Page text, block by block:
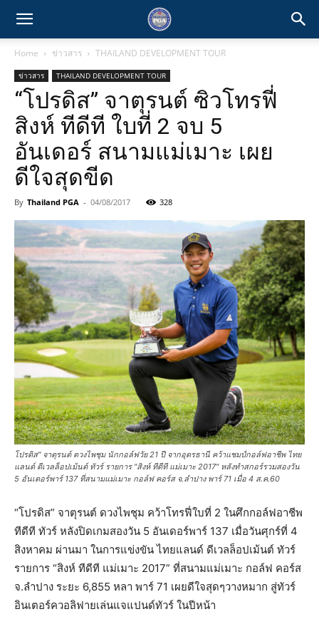
Home ข่าวสาร THAILAND DEVELOPMENT TOUR
ข่าวสาร THAILAND DEVELOPMENT TOUR
“โปรดิส” จาตุรนต์ ซิวโทรฟี่
สิงห์ ทีดีที ใบที่ 2 จบ 5
อันเดอร์ สนามแม่เมาะ เผย
ดีใจสุดขีด
By Thailand PGA - 04/08/2017 328
โปรดิส" จาตุรนต์ ดวงไพชุม นักกอล์ฟวัย 21 ปี จากอุดรธานี คว้าแชมป์กอล์ฟอาชีพ ไทย
แลนด์ ดีเวลล็อปเม้นต์ ทัวร์ รายการ "สิงห์ ทีดีที แม่เมาะ 2017" หลังทำสกอร์รวมสองวัน
5 อันเดอร์พาร์ 137 ที่สนามแม่เมาะ กอล์ฟ คอร์ส จ.ลำปาง พาร์ 71 เมื่อ 4 ส.ค.60
“โปรดิส” จาตุรนต์ ดวงไพชุม คว้าโทรฟี่ใบที่ 2 ในศึกกอล์ฟอาชีพ
ทีดีที ทัวร์ หลังปิดเกมสองวัน 5 อันเดอร์พาร์ 137 เมื่อวันศุกร์ที่ 4
สิงหาคม ผ่านมา ในการแข่งขัน ไทยแลนด์ ดีเวลล็อปเม้นต์ ทัวร์
รายการ “สิงห์ ทีดีที แม่เมาะ 2017” ที่สนามแม่เมาะ กอล์ฟ คอร์ส
จ.ลำปาง ระยะ 6,855 หลา พาร์ 71 เผยดีใจสุดๆวางหมาก สู่ทัวร์
อินเตอร์ควอลิฟายเล่นแจแปนด์ทัวร์ ในปีหน้า